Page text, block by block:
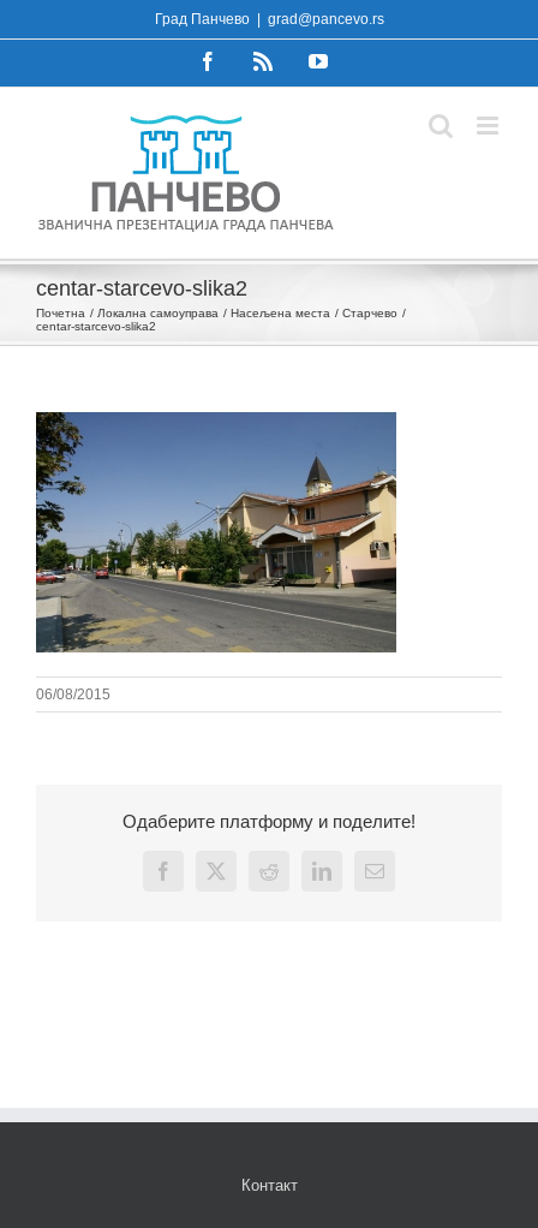
to
Град Панчево grad@pancevo.rs
FacebookRss YouTube
centar-starcevo-slika2
Почетна Локална самоуправа Насељена места
Старчево
centar-starcevo-slika2
06/08/2015
Одаберите платформу и поделите!
Facebook
X Reddit LinkedInEmail
Контакт